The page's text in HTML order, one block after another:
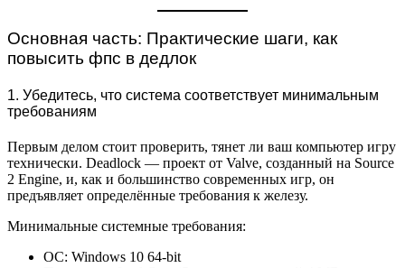
Основная часть: Практические шаги, как
повысить фпс в дедлок
1. Убедитесь, что система соответствует минимальным
требованиям
Первым делом стоит проверить, тянет ли ваш компьютер игру
технически. Deadlock — проект от Valve, созданный на Source
2 Engine, и, как и большинство современных игр, он
предъявляет определённые требования к железу.
Минимальные системные требования:
ОС: Windows 10 64-bit